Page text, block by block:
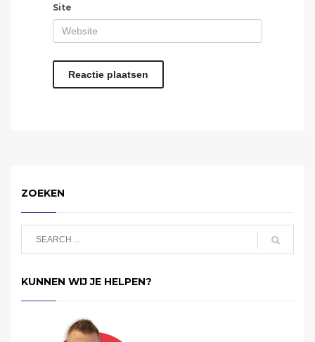
Site
ZOEKEN
KUNNEN WIJ JE HELPEN?